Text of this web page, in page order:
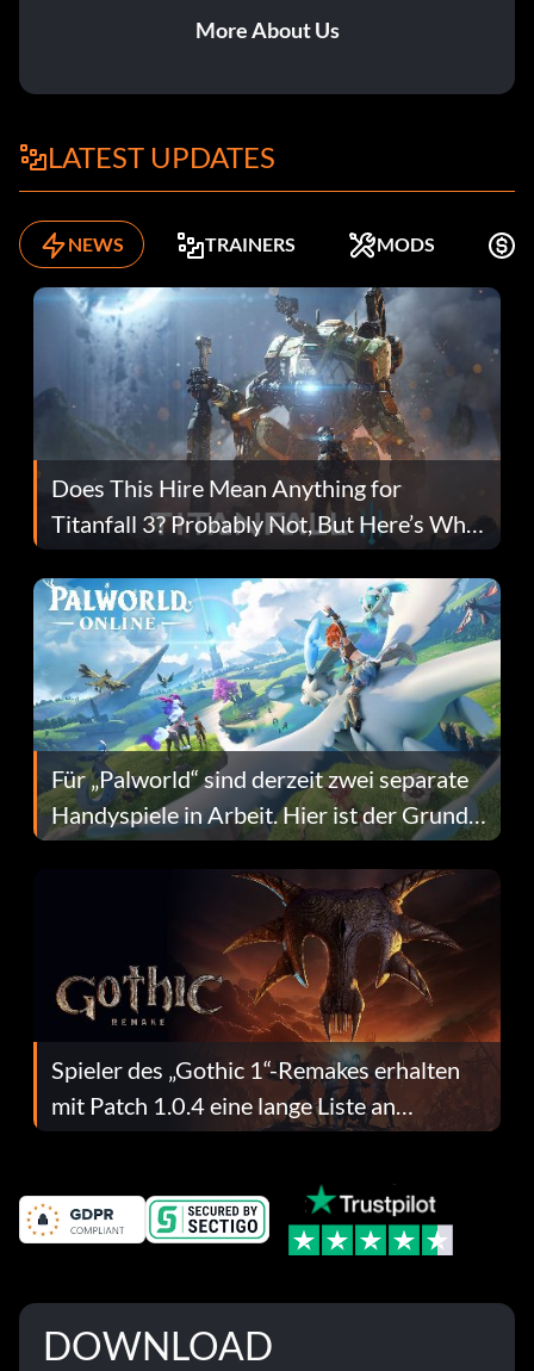
More About Us
LATEST UPDATES
NEWS TRAINERS MODS
Does This Hire Mean Anything for
Titanfall 3? Probably Not, But Here’s Why
Fans Are Hopeful
Für „Palworld“ sind derzeit zwei separate
Handyspiele in Arbeit. Hier ist der Grund
dafür.
Spieler des „Gothic 1“-Remakes erhalten
mit Patch 1.0.4 eine lange Liste an
Fehlerbehebungen
DOWNLOAD